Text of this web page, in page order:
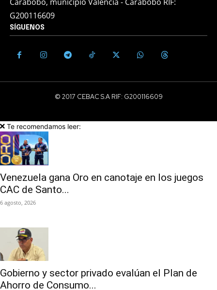
G200116609
SÍGUENOS
© 2017 CEBAC S.A RIF: G200116609
Te recomendamos leer:
Venezuela gana Oro en canotaje en los juegos
CAC de Santo...
6 agosto, 2026
Gobierno y sector privado evalúan el Plan de
Ahorro de Consumo...